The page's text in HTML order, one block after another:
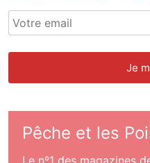
Pêche et les